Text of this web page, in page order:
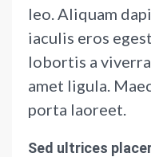
leo. Aliquam
iaculis eros
lobortis a
amet ligula.
porta laoreet.
Sed ultrices